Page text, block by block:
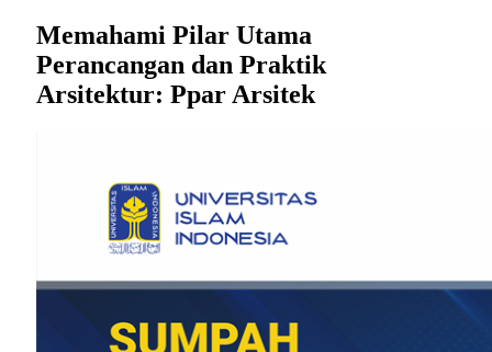
Memahami Pilar Utama
Perancangan dan Praktik
Arsitektur: Ppar Arsitek